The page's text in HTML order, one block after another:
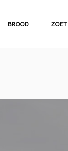
BROOD ZOET